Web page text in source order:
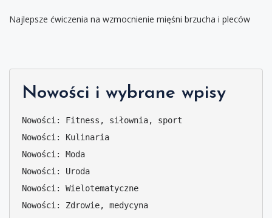
Najlepsze ćwiczenia na wzmocnienie mięśni brzucha i pleców
Nowości i wybrane wpisy
Nowości: Fitness, siłownia, sport
Nowości: Kulinaria
Nowości: Moda
Nowości: Uroda
Nowości: Wielotematyczne
Nowości: Zdrowie, medycyna